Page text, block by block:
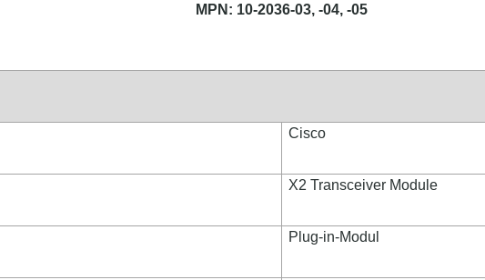
MPN: 10-2036-03, -04, -05
Cisco
X2 Transceiver Module
Plug-in-Modul